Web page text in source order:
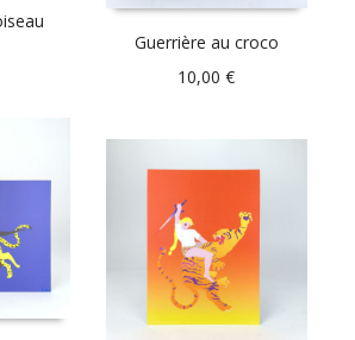
Guerrière au croco
10,00€